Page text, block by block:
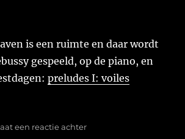
is een ruimte en daar wordt
gespeeld, op de piano, en
preludes I: voiles
een reactie achterop